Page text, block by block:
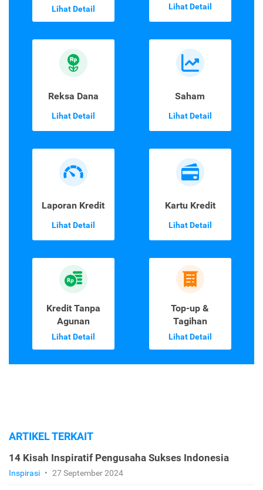
Lihat Detail Lihat Detail
Reksa Dana
Lihat Detail
Saham
Lihat Detail
Laporan Kredit
Lihat Detail
Kartu Kredit
Lihat Detail
Kredit Tanpa
Agunan
Lihat Detail
Top-up &
Tagihan
Lihat Detail
ARTIKEL TERKAIT
14 Kisah Inspiratif Pengusaha Sukses Indonesia
Inspirasi • 27 September 2024